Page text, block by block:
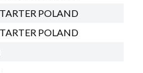
POLAND
POLAND